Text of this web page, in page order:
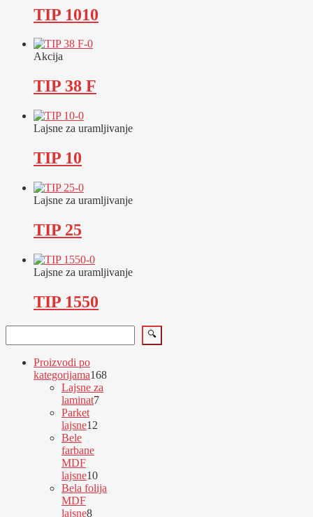
TIP 1010
Akcija
TIP 38 F
Lajsne za uramljivanje
TIP 10
Lajsne za uramljivanje
TIP 25
Lajsne za uramljivanje
TIP 1550
🔍
Proizvodi po
kategorijama168168
Lajsne za
laminat77
Parket
lajsne12
Bele
farbane
MDF
lajsne1010
proizvoda
Bela folija
MDF
lajsne88